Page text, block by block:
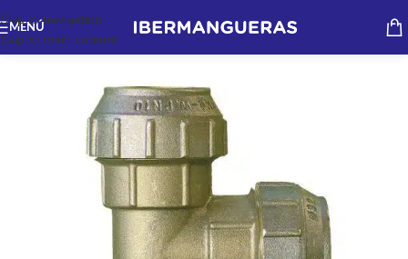
Skip to navigation
Skip to main content
MENÚ